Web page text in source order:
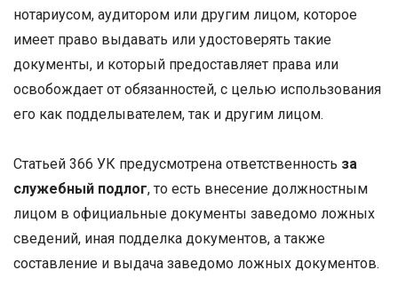
нотариусом, аудитором или другим лицом, которое
имеет право выдавать или удостоверять такие
документы, и который предоставляет права или
освобождает от обязанностей, с целью использования
его как подделывателем, так и другим лицом.
Статьей 366 УК предусмотрена ответственность за
служебный подлог, то есть внесение должностным
лицом в официальные документы заведомо ложных
сведений, иная подделка документов, а также
составление и выдача заведомо ложных документов.